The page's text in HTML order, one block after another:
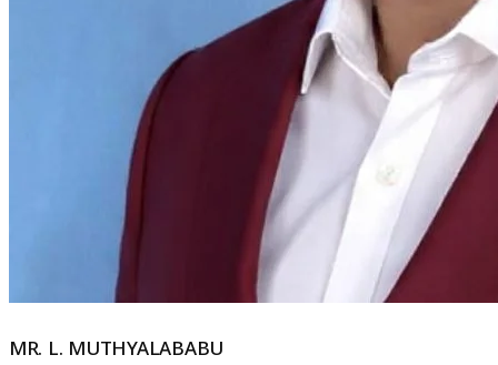
MR. L. MUTHYALABABU